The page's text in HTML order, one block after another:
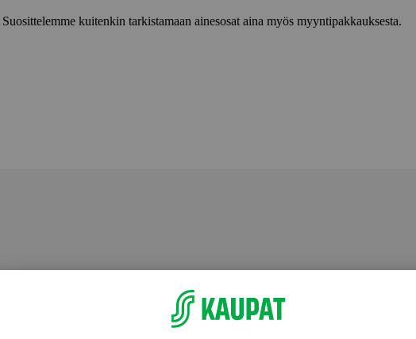
kuitenkin tarkistamaan ainesosat aina myös myyntipakkauksesta.